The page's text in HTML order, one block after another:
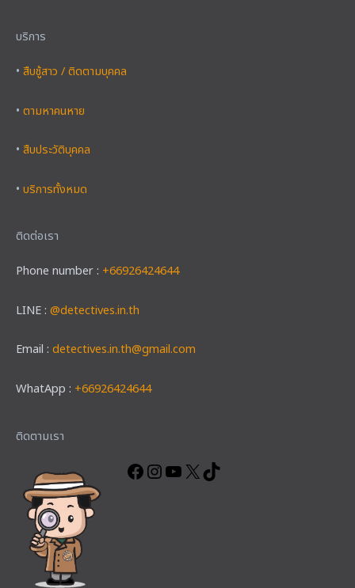
บริการ
• สืบชู้สาว / ติดตามบุคคล
• ตามหาคนหาย
• สืบประวัติบุคคล
• บริการทั้งหมด
ติดต่อเรา
Phone number : +66926424644
LINE : @detectives.in.th
Email : detectives.in.th@gmail.com
WhatApp : +66926424644
ติดตามเรา